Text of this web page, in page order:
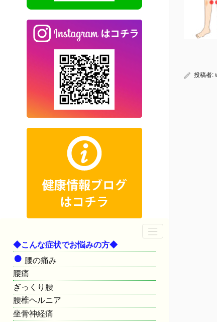
◆こんな症状でお悩みの方◆
● 腰の痛み
腰痛
ぎっくり腰
腰椎ヘルニア
坐骨神経痛
投稿者: